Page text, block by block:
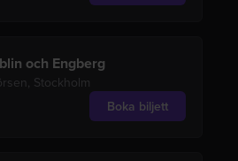
och Engberg
Stockholm
Boka biljett